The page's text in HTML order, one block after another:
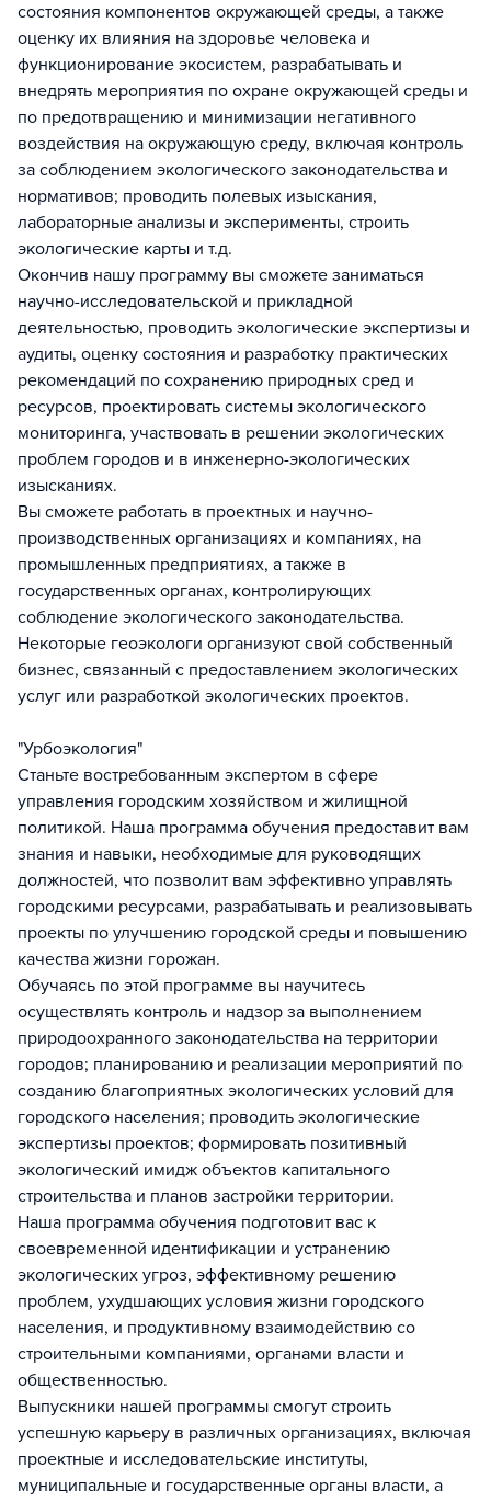
состояния компонентов окружающей среды, а также
оценку их влияния на здоровье человека и
функционирование экосистем, разрабатывать и
внедрять мероприятия по охране окружающей среды и
по предотвращению и минимизации негативного
воздействия на окружающую среду, включая контроль
за соблюдением экологического законодательства и
нормативов; проводить полевых изыскания,
лабораторные анализы и эксперименты, строить
экологические карты и т.д.
Окончив нашу программу вы сможете заниматься
научно-исследовательской и прикладной
деятельностью, проводить экологические экспертизы и
аудиты, оценку состояния и разработку практических
рекомендаций по сохранению природных сред и
ресурсов, проектировать системы экологического
мониторинга, участвовать в решении экологических
проблем городов и в инженерно-экологических
изысканиях.
Вы сможете работать в проектных и научно-
производственных организациях и компаниях, на
промышленных предприятиях, а также в
государственных органах, контролирующих
соблюдение экологического законодательства.
Некоторые геоэкологи организуют свой собственный
бизнес, связанный с предоставлением экологических
услуг или разработкой экологических проектов.
"Урбоэкология"
Станьте востребованным экспертом в сфере
управления городским хозяйством и жилищной
политикой. Наша программа обучения предоставит вам
знания и навыки, необходимые для руководящих
должностей, что позволит вам эффективно управлять
городскими ресурсами, разрабатывать и реализовывать
проекты по улучшению городской среды и повышению
качества жизни горожан.
Обучаясь по этой программе вы научитесь
осуществлять контроль и надзор за выполнением
природоохранного законодательства на территории
городов; планированию и реализации мероприятий по
созданию благоприятных экологических условий для
городского населения; проводить экологические
экспертизы проектов; формировать позитивный
экологический имидж объектов капитального
строительства и планов застройки территории.
Наша программа обучения подготовит вас к
своевременной идентификации и устранению
экологических угроз, эффективному решению
проблем, ухудшающих условия жизни городского
населения, и продуктивному взаимодействию со
строительными компаниями, органами власти и
общественностью.
Выпускники нашей программы смогут строить
успешную карьеру в различных организациях, включая
проектные и исследовательские институты,
муниципальные и государственные органы власти, а